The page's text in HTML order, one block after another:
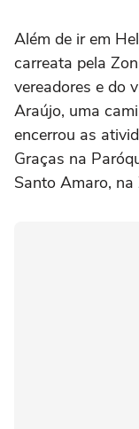
Além de ir em
carreata pela
vereadores e do
Araújo, uma
encerrou as
Graças na
Santo Amaro, na